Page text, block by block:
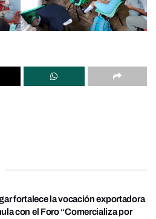
fortalece la vocación exportadora
con el Foro “Comercializa por